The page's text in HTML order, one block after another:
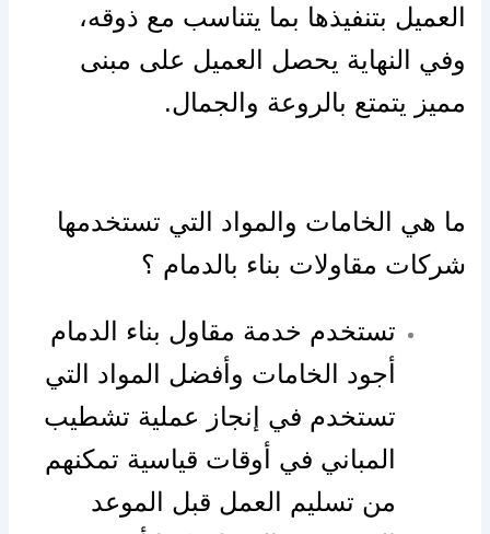
العميل بتنفيذها بما يتناسب مع ذوقه،
وفي النهاية يحصل العميل على مبنى
مميز يتمتع بالروعة والجمال.
ما هي الخامات والمواد التي تستخدمها
شركات مقاولات بناء بالدمام ؟
تستخدم خدمة مقاول بناء الدمام
أجود الخامات وأفضل المواد التي
تستخدم في إنجاز عملية تشطيب
المباني في أوقات قياسية تمكنهم
من تسليم العمل قبل الموعد